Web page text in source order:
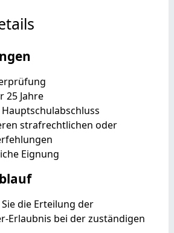
25 Jahre
strafrechtlichen oder
Eignung
die Erteilung der
Erlaubnis bei der zuständigen